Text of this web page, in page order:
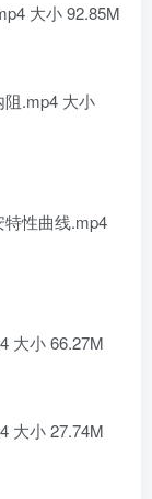
大小 92.85M
.mp4 大小
性曲线.mp4
小 66.27M
小 27.74M